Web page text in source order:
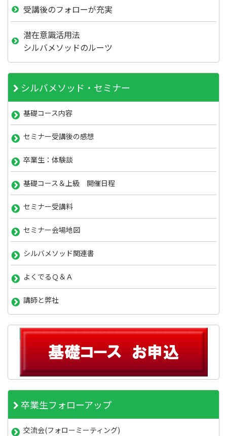
受講後のフォローが充実
潜在意識活用法
シルバメソッドのルーツ
シルバメソッド・セミナー
基礎コース内容
セミナー受講後の感想
卒業生：体験談
基礎コース＆上級 開催日程
セミナー受講料
セミナー会場地図
シルバメソッド関連書
よくでるＱ＆Ａ
講師と弊社
卒業生フォローアップ
交流会(フォローミーティング)